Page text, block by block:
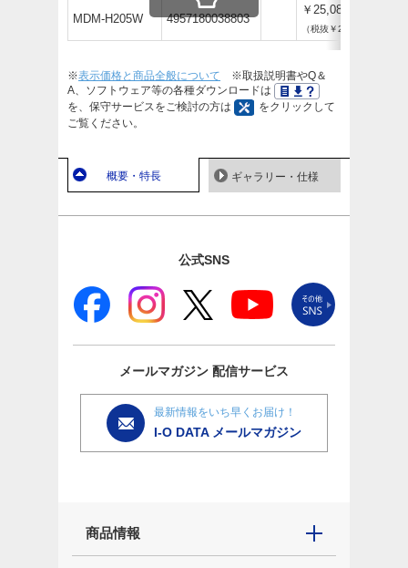
MDM-H205W 4957180038803
￥25,080
（税抜￥22,800）
※表示価格と商品全般について ※取扱説明書やQ＆
A、ソフトウェア等の各種ダウンロードは
を、保守サービスをご検討の方は
をクリックして
ご覧ください。
概要・特長 ギャラリー・仕様
公式SNS
メールマガジン 配信サービス
最新情報をいち早くお届け！
I-O DATA メールマガジン
商品情報